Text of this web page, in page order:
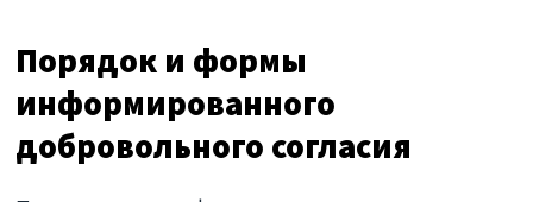
Порядок и формы
информированного
добровольного согласия